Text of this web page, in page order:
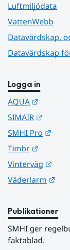
Luftmiljödata
VattenWebb
Datavärdskap,
Datavärdskap
Logga in
AQUA
SIMAIR
SMHI Pro
Timbr
Vinterväg
Väderlarm
Publikationer
SMHI ger
faktablad.